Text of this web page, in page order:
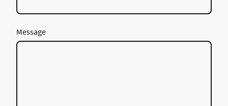
Message